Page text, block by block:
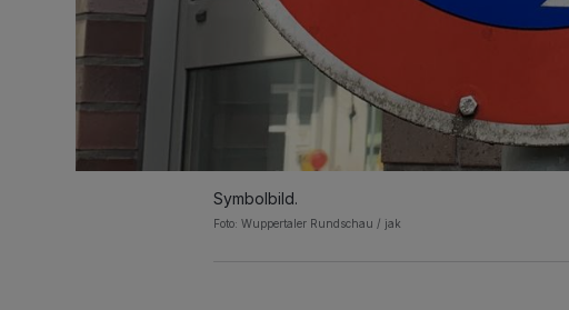
Symbolbild.
Foto: Wuppertaler Rundschau / jak